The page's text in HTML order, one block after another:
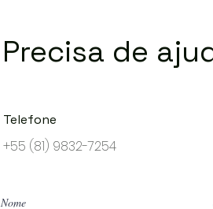
Precisa de
Telefone
+55 (81) 9832-7254
Nome